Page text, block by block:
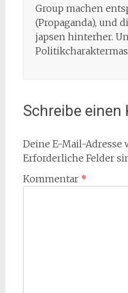
Group machen
(Propaganda), und
japsen hinterher.
Schreibe
Deine E-Mail-
Erforderliche Felder
Kommentar *